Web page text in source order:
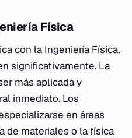
Física
con la Ingeniería Física,
significativamente. La
más aplicada y
inmediato. Los
en áreas
de materiales o la física